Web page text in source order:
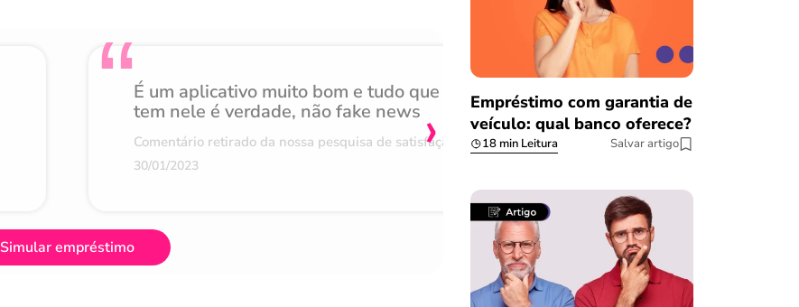
É um aplicativo muito bom e tudo que
tem nele é verdade, não fake news
Comentário retirado da nossa pesquisa de satisfação
30/01/2023
Achei muito rápido,
burocracia
Comentário retirado da nossa
›
Simular empréstimo
Empréstimo com garantia de
veículo: qual banco oferece?
18 min Leitura Salvar artigo